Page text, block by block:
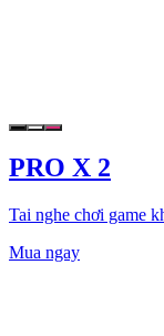
PRO X 2
Tai nghe chơi game
Mua ngay